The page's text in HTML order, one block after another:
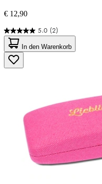
€ 12,90
5.0 (2)
5.0
von
5
Sternen.
2
In den Warenkorb